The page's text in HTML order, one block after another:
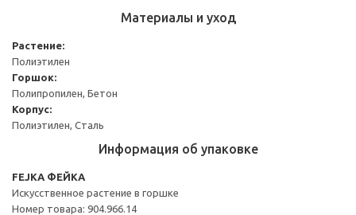
Материалы и уход
Растение:
Полиэтилен
Горшок:
Полипропилен, Бетон
Корпус:
Полиэтилен, Сталь
Информация об упаковке
FEJKA ФЕЙКА
Искусственное растение в горшке
Номер товара: 904.966.14